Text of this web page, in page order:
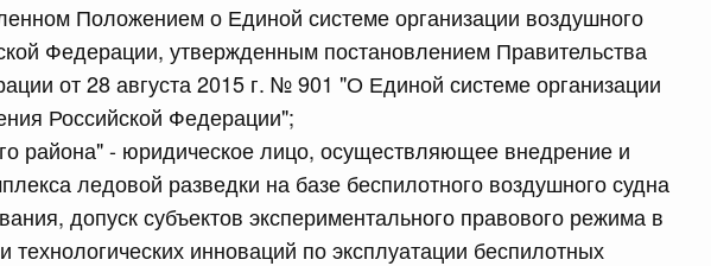
Положением о Единой системе организации воздушного
Федерации, утвержденным постановлением Правительства
от 28 августа 2015 г. № 901 "О Единой системе организации
Российской Федерации";
района" - юридическое лицо, осуществляющее внедрение и
ледовой разведки на базе беспилотного воздушного судна
допуск субъектов экспериментального правового режима в
инноваций по эксплуатации беспилотных
Российской Федерации от 1 декабря 2021
июля, суббота
Федерации от 18.07.2026 г. № 906
Российской Федерации от 27 апреля 2024